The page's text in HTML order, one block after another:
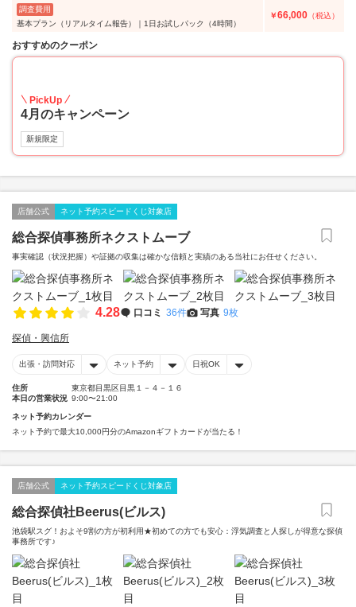
調査費用
基本プラン（リアルタイム報告）｜1日お試しパック（4時間）
￥66,000 （税込）
おすすめのクーポン
PickUp
4月のキャンペーン
新規限定
店舗公式 ネット予約スピードくじ対象店
総合探偵事務所ネクストムーブ
事実確認（状況把握）や証拠の収集は確かな信頼と実績のある当社にお任せください。
4.28 口コミ 36件 写真 9枚
探偵・興信所
出張・訪問対応 ネット予約 日祝OK
住所
東京都目黒区目黒１－４－１６
本日の営業状況 9:00〜21:00
ネット予約カレンダー
ネット予約で最大10,000円分のAmazonギフトカードが当たる！
店舗公式 ネット予約スピードくじ対象店
総合探偵社Beerus(ビルス)
池袋駅スグ！およそ9割の方が初利用★初めての方でも安心：浮気調査と人探しが得意な探偵
事務所です♪